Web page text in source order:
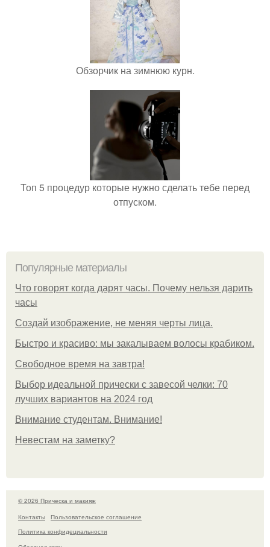
Обзорчик на зимнюю курн.
Топ 5 процедур которые нужно сделать тебе перед
отпуском.
Популярные материалы
Что говорят когда дарят часы. Почему нельзя дарить
часы
Создай изображение, не меняя черты лица.
Быстро и красиво: мы закалываем волосы крабиком.
Свободное время на завтра!
Выбор идеальной прически с завесой челки: 70
лучших вариантов на 2024 год
Внимание студентам. Внимание!
Невестам на заметку?
© 2026 Прическа и макияж
Контакты
Пользовательское соглашение
Политика конфидециальности